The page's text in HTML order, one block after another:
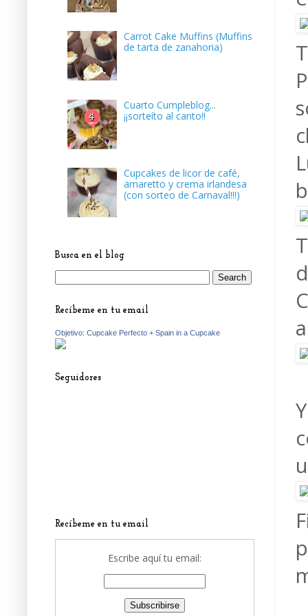
Carrot Cake Muffins (Muffins
de tarta de zanahoria)
Cuarto Cumpleblog...
¡¡sorteíto al canto!!
Cupcakes de licor de café,
amaretto y crema irlandesa
(con sorteo de Carnaval!!!)
Busca en el blog
Recíbeme en tu email
Objetivo: Cupcake Perfecto + Spain in a Cupcake
Seguidores
Recíbeme en tu email
Escribe aquí tu email: